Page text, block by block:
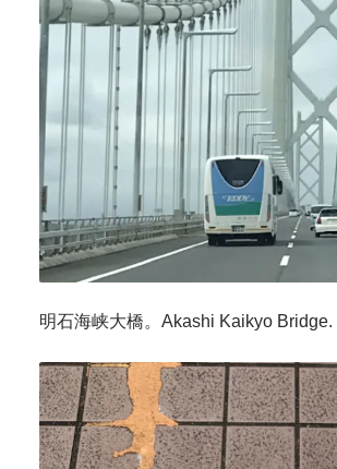
明石海峡大橋。Akashi Kaikyo Bridge.